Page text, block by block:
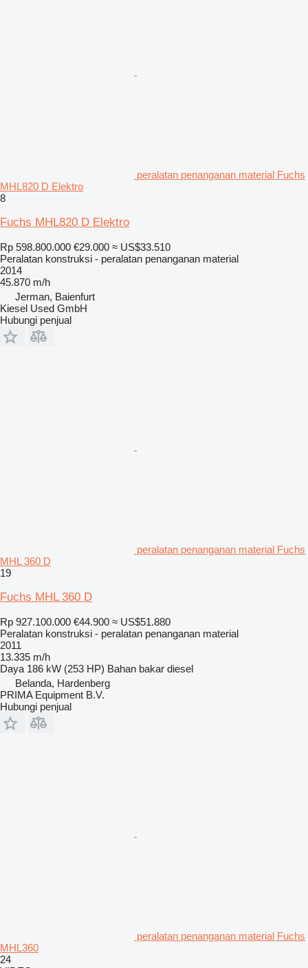
peralatan penanganan material Fuchs
MHL820 D Elektro
8
Fuchs MHL820 D Elektro
Rp 598.800.000 €29.000 ≈ US$33.510
Peralatan konstruksi - peralatan penanganan material
2014
45.870 m/h
Jerman, Baienfurt
Kiesel Used GmbH
Hubungi penjual
peralatan penanganan material Fuchs
MHL 360 D
19
Fuchs MHL 360 D
Rp 927.100.000 €44.900 ≈ US$51.880
Peralatan konstruksi - peralatan penanganan material
2011
13.335 m/h
Daya 186 kW (253 HP) Bahan bakar diesel
Belanda, Hardenberg
PRIMA Equipment B.V.
Hubungi penjual
peralatan penanganan material Fuchs
MHL360
24